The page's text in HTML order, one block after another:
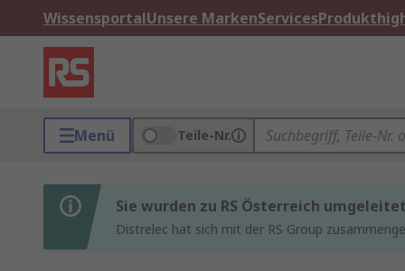
WissensportalUnsere MarkenServices
Menü Teile-Nr.
Sie wurden zu RS Österreich umgeleitet
Distrelec hat sich mit der RS Group